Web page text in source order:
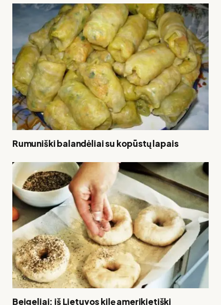
Rumuniški balandėliai su kopūstų lapais
Beigeliai: iš Lietuvos kilę amerikietiški